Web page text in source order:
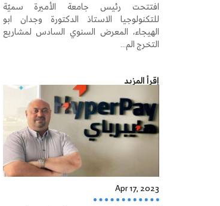
افتتحت رئيس جامعة الأميرة سميّة
للتكنولوجيا الاستاذ الدكتورة وجدان ابو
الهيجاء، المعرض السنوي السادس لمشاريع
التخرج الم...
إقرأ المزيد
Apr 17, 2023